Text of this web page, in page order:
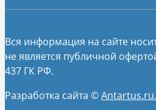
Вся информация на сайте
не является публичной
437 ГК РФ.
Разработка сайта ©Antartus.ru.